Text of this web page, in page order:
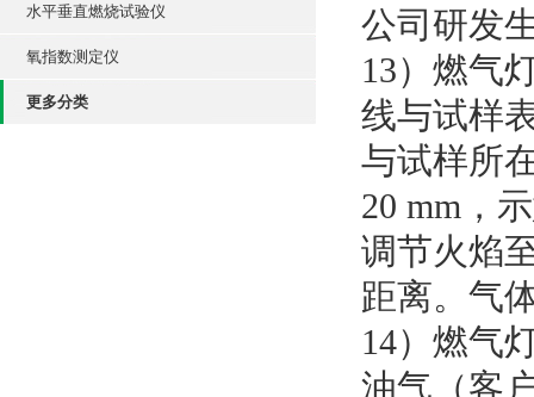
水平垂直燃烧试验仪
氧指数测定仪
更多分类
公司研发
13）燃气
线与试样
与试样所
20 mm，
调节火焰
距离。气
14）燃气
油气（客